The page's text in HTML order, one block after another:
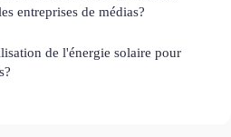
entreprises de médias?
de l'énergie solaire pour